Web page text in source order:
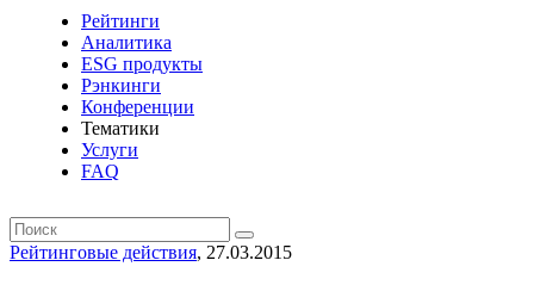
Рейтинги
Аналитика
ESG продукты
Рэнкинги
Конференции
Тематики
Услуги
FAQ
Рейтинговые действия, 27.03.2015